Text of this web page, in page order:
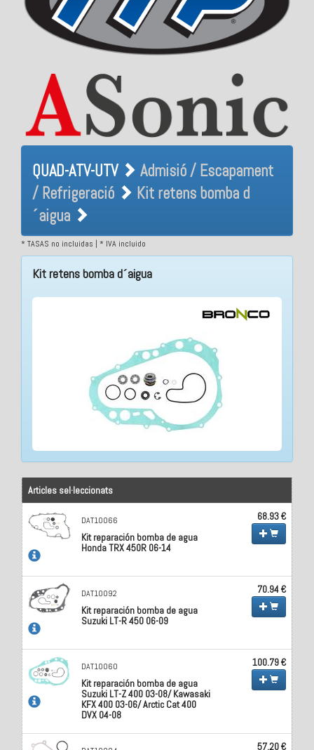
QUAD-ATV-UTV Admisió /
Escapament / Refrigeració
Kit retens bomba d´aigua
QUAD-ATV-UTV
Admisió / Escapament
/ Refrigeració
Kit retens bomba d
´aigua
* TASAS no incluidas | * IVA incluido
Kit retens bomba d´aigua
Articles sel·leccionats
DAT10066
Kit reparación bomba de agua
Honda TRX 450R 06-14
68.93 €
DAT10092
Kit reparación bomba de agua
Suzuki LT-R 450 06-09
70.94 €
DAT10060
Kit reparación bomba de agua
Suzuki LT-Z 400 03-08/ Kawasaki
KFX 400 03-06/ Arctic Cat 400
DVX 04-08
100.79 €
57.20 €